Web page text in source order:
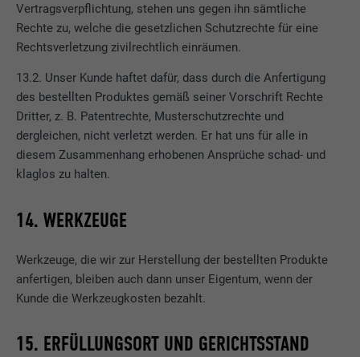
Vertragsverpflichtung, stehen uns gegen ihn sämtliche
Rechte zu, welche die gesetzlichen Schutzrechte für eine
Rechtsverletzung zivilrechtlich einräumen.
13.2. Unser Kunde haftet dafür, dass durch die Anfertigung
des bestellten Produktes gemäß seiner Vorschrift Rechte
Dritter, z. B. Patentrechte, Musterschutzrechte und
dergleichen, nicht verletzt werden. Er hat uns für alle in
diesem Zusammenhang erhobenen Ansprüche schad- und
klaglos zu halten.
14. WERKZEUGE
Werkzeuge, die wir zur Herstellung der bestellten Produkte
anfertigen, bleiben auch dann unser Eigentum, wenn der
Kunde die Werkzeugkosten bezahlt.
15. ERFÜLLUNGSORT UND GERICHTSSTAND
Zweck
Verwendet von Google DoubleClick, um die
Handlungen des Benutzers auf der
Webseite nach der Anzeige oder dem
Klicken auf eine der Anzeigen des Anbieters
zu registrieren und zu melden, mit dem
Zweck der Messung der Wirksamkeit einer
Werbung und der Anzeige zielgerichteter
Werbung für den Benutzer.
Laufzeit
Wird von Pinterest verwendet, um die